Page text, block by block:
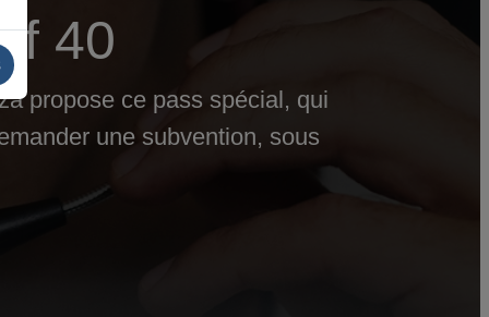
40
propose ce pass spécial, qui
une subvention, sous